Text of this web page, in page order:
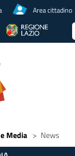
Area cittadino
Media News